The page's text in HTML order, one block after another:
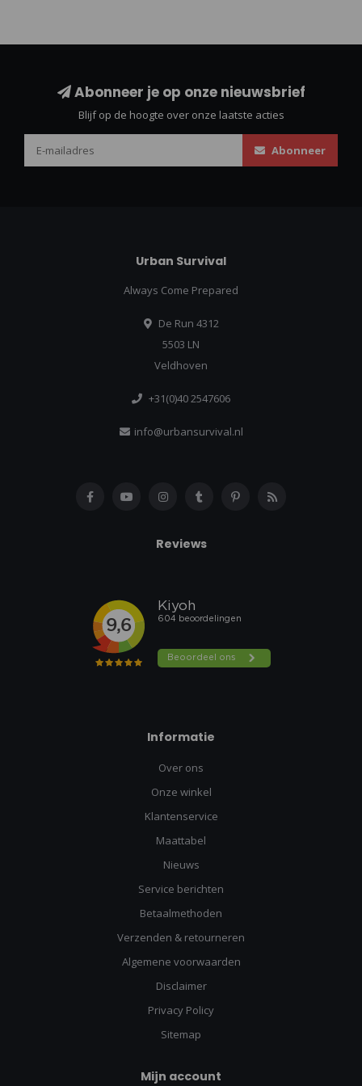
Abonneer je op onze nieuwsbrief
Blijf op de hoogte over onze laatste acties
Abonneer
Urban Survival
Always Come Prepared
De Run 4312
5503 LN
Veldhoven
+31(0)40 2547606
info@urbansurvival.nl
Reviews
Informatie
Over ons
Onze winkel
Klantenservice
Maattabel
Nieuws
Service berichten
Betaalmethoden
Verzenden & retourneren
Algemene voorwaarden
Disclaimer
Privacy Policy
Sitemap
Mijn account